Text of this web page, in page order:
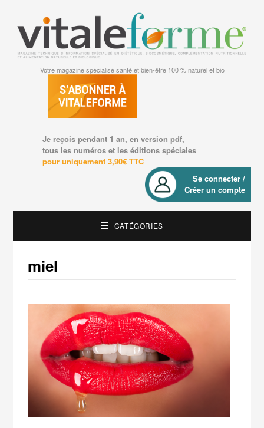
Votre magazine spécialisé santé et bien-être 100 % naturel et bio
Je reçois pendant 1 an, en version pdf,
tous les numéros et les éditions spéciales
pour uniquement 3,90€ TTC
Se connecter /
Créer un compte
CATÉGORIES
miel